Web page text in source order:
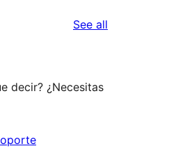
See all
decir? ¿Necesitas